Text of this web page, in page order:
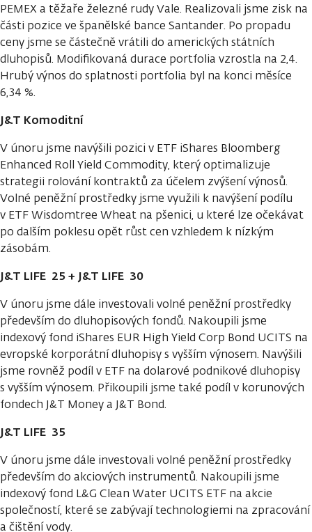
PEMEX a těžaře železné rudy Vale. Realizovali jsme zisk na
části pozice ve španělské bance Santander. Po propadu
ceny jsme se částečně vrátili do amerických státních
dluhopisů. Modifikovaná durace portfolia vzrostla na 2,4.
Hrubý výnos do splatnosti portfolia byl na konci měsíce
6,34 %.
J&T Komoditní
V únoru jsme navýšili pozici v ETF iShares Bloomberg
Enhanced Roll Yield Commodity, který optimalizuje
strategii rolování kontraktů za účelem zvýšení výnosů.
Volné peněžní prostředky jsme využili k navýšení podílu
v ETF Wisdomtree Wheat na pšenici, u které lze očekávat
po dalším poklesu opět růst cen vzhledem k nízkým
zásobám.
J&T LIFE 25 + J&T LIFE 30
V únoru jsme dále investovali volné peněžní prostředky
především do dluhopisových fondů. Nakoupili jsme
indexový fond iShares EUR High Yield Corp Bond UCITS na
evropské korporátní dluhopisy s vyšším výnosem. Navýšili
jsme rovněž podíl v ETF na dolarové podnikové dluhopisy
s vyšším výnosem. Přikoupili jsme také podíl v korunových
fondech J&T Money a J&T Bond.
J&T LIFE 35
V únoru jsme dále investovali volné peněžní prostředky
především do akciových instrumentů. Nakoupili jsme
indexový fond L&G Clean Water UCITS ETF na akcie
společností, které se zabývají technologiemi na zpracování
a čištění vody.